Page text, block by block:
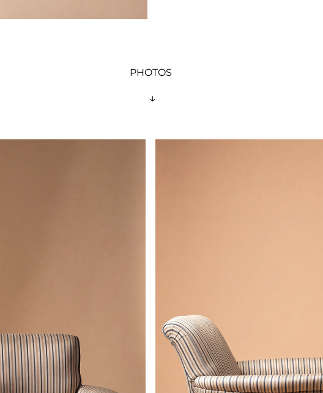
PHOTOS
↓